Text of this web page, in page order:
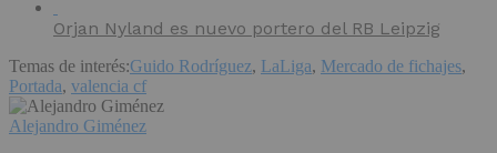
Orjan Nyland es nuevo portero del RB Leipzig
Temas de interés:Guido Rodríguez, LaLiga, Mercado de fichajes,
Portada, valencia cf
Alejandro Giménez